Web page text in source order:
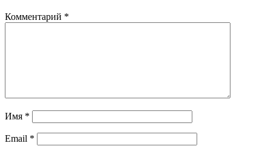
Комментарий *
Имя *
Email *